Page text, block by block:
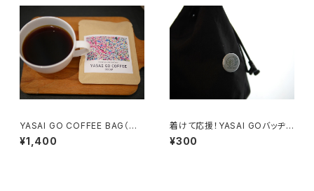
YASAI GO COFFEE BAG（デ
カフェ）5個入り
¥1,400
着けて応援！YASAI GOバッヂ
（グリーン）
¥300